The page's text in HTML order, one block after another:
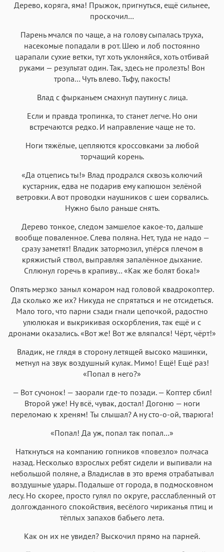
Дерево, коряга, яма! Прыжок, пригнуться, ещё сильнее,
проскочил…
Парень мчался по чаще, а на голову сыпалась труха,
насекомые попадали в рот. Шею и лоб постоянно
царапали сухие ветки, тут хоть уклоняйся, хоть отбивай
руками — результат один. Так, здесь не пролезть! Вон
тропа… Чуть влево. Тьфу, пакость!
Влад с фырканьем смахнул паутину с лица.
Если и правда тропинка, то станет легче. Но они
встречаются редко. И направление чаще не то.
Ноги тяжёлые, цепляются кроссовками за любой
торчащий корень.
«Да отцепись ты!» Влад продрался сквозь колючий
кустарник, едва не подарив ему капюшон зелёной
ветровки. А вот проводки наушников с шеи сорвались.
Нужно было раньше снять.
Дерево тонкое, следом замшелое какое-то, дальше
вообще поваленное. Слева поляна. Нет, туда не надо —
сразу заметят! Владик затормозил, упёрся плечом в
кряжистый ствол, выправляя запалённое дыхание.
Сплюнул горечь в крапиву… «Как же болят бока!»
Опять мерзко заныл комаром над головой квадрокоптер.
Да сколько же их? Никуда не спрятаться и не отсидеться.
Мало того, что парни сзади гнали цепочкой, радостно
улюлюкая и выкрикивая оскорбления, так ещё и с
дронами оказались. «Вот же! Вот же вляпался! Чёрт, чёрт!»
Владик, не глядя в сторону летящей высоко машинки,
метнул на звук воздушный кулак. Мимо! Ещё! Ещё раз!
«Попал в него?»
— Вот сучонок! — заорали где-то позади. — Коптер сбил!
Второй уже! Ну всё, чувак, достал! Догоню — ноги
переломаю к хреням! Ты слышал? А ну сто-о-ой, тварюга!
«Попал! Да уж, попал так попал…»
Наткнуться на компанию гопников «повезло» полчаса
назад. Несколько взрослых ребят сидели и выпивали на
небольшой поляне, а Владислав в это время отрабатывал
воздушные удары. Подальше от города, в подмосковном
лесу. Но скорее, просто гулял по округе, расслабленный от
долгожданного спокойствия, весёлого чириканья птиц и
тёплых запахов бабьего лета.
Как он их не увидел? Выскочил прямо на парней.